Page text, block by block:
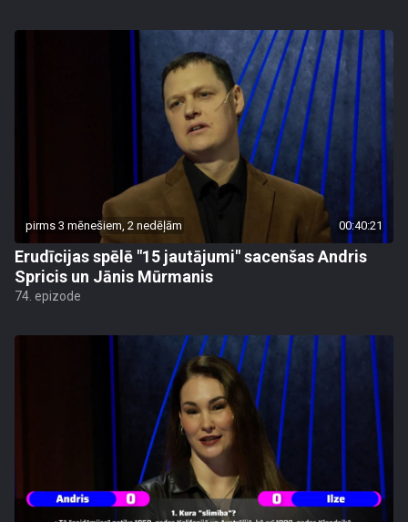
pirms 3 mēnešiem, 2 nedēļām 00:40:21
Erudīcijas spēlē "15 jautājumi" sacenšas Andris
Spricis un Jānis Mūrmanis
74. epizode